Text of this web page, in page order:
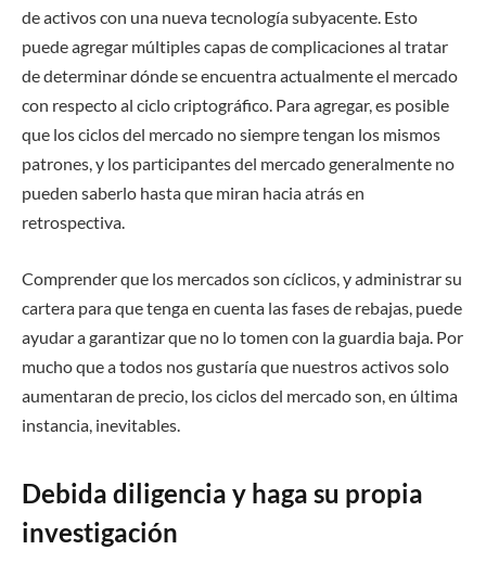
de activos con una nueva tecnología subyacente. Esto
puede agregar múltiples capas de complicaciones al tratar
de determinar dónde se encuentra actualmente el mercado
con respecto al ciclo criptográfico. Para agregar, es posible
que los ciclos del mercado no siempre tengan los mismos
patrones, y los participantes del mercado generalmente no
pueden saberlo hasta que miran hacia atrás en
retrospectiva.
Comprender que los mercados son cíclicos, y administrar su
cartera para que tenga en cuenta las fases de rebajas, puede
ayudar a garantizar que no lo tomen con la guardia baja. Por
mucho que a todos nos gustaría que nuestros activos solo
aumentaran de precio, los ciclos del mercado son, en última
instancia, inevitables.
Debida diligencia y haga su propia
investigación